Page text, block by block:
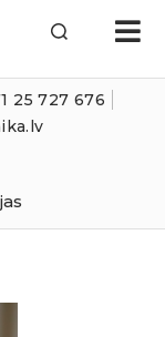
25 727 676